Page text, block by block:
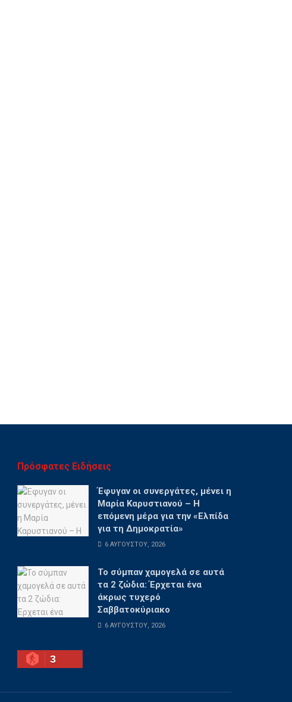
Πρόσφατες Ειδήσεις
Έφυγαν οι συνεργάτες, μένει η
Μαρία Καρυστιανού – Η
επόμενη μέρα για την «Ελπίδα
για τη Δημοκρατία»
6 ΑΥΓΟΎΣΤΟΥ, 2026
Το σύμπαν χαμογελά σε αυτά
τα 2 ζώδια: Έρχεται ένα
άκρως τυχερό
Σαββατοκύριακο
6 ΑΥΓΟΎΣΤΟΥ, 2026
3